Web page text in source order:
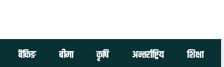
बैंकिङ बीमा कृषि अन्तर्राष्ट्रिय शिक्षा